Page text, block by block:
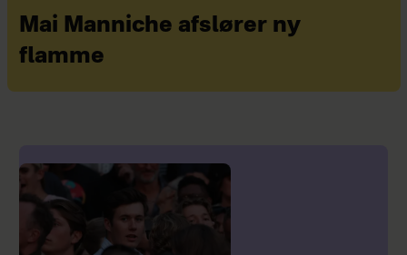
Mai Manniche afslører ny
flamme